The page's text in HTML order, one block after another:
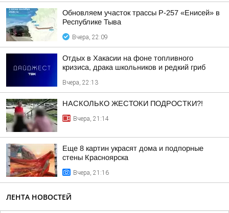
Обновляем участок трассы Р-257 «Енисей» в
Республике Тыва
Вчера, 22:09
Отдых в Хакасии на фоне топливного
кризиса, драка школьников и редкий гриб
Вчера, 22:13
НАСКОЛЬКО ЖЕСТОКИ ПОДРОСТКИ?!
Вчера, 21:14
Еще 8 картин украсят дома и подпорные
стены Красноярска
Вчера, 21:16
ЛЕНТА НОВОСТЕЙ